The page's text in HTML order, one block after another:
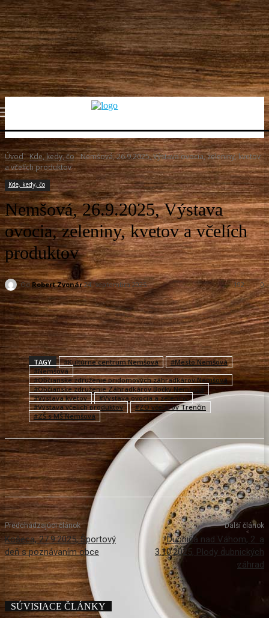
Úvod Kde, kedy, čo Nemšová, 26.9.2025, Výstava ovocia, zeleniny, kvetov
a včelích produktov
Kde, kedy, čo
Nemšová, 26.9.2025, Výstava
ovocia, zeleniny, kvetov a včelích
produktov
Od Robert Zvonár 24. septembra 2025 0
192
Facebook X Pinterest WhatsApp
TAGY #Kultúrne centrum Nemšová
#Mesto Nemšová
#Nemšová
#Občianske združenie pridomových záhradkárov Nemšová
#Občianske združenie Záhradkárov Bočky Nemšová
#Výstava kvetov
#Výstava ovocia a zeleniny
#Výstava včelích produktov
#ZO včelárov Trenčín
#ZŠ s MŠ Nemšová
Predchádzajúci článok
Košeca, 27.9.2025, Športový
deň s poznávaním obce
Ďalší článok
Dubnica nad Váhom, 2. a
3.10.2025, Plody dubnických
záhrad
SÚVISIACE ČLÁNKY